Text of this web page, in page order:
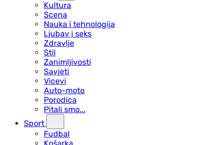
Kultura
Scena
Nauka i tehnologija
Ljubav i seks
Zdravlje
Stil
Zanimljivosti
Savjeti
Vicevi
Auto-moto
Porodica
Pitali smo...
Sport
Fudbal